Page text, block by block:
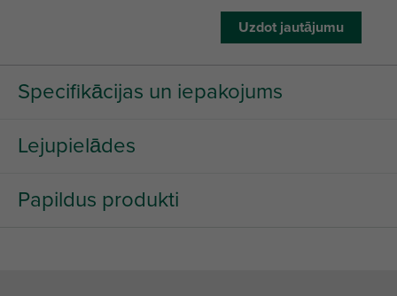
Uzdot jautājumu
Specifikācijas un iepakojums
Lejupielādes
Papildus produkti